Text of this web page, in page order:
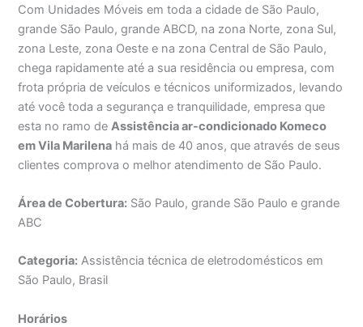
Com Unidades Móveis em toda a cidade de São Paulo,
grande São Paulo, grande ABCD, na zona Norte, zona Sul,
zona Leste, zona Oeste e na zona Central de São Paulo,
chega rapidamente até a sua residência ou empresa, com
frota própria de veículos e técnicos uniformizados, levando
até você toda a segurança e tranquilidade, empresa que
esta no ramo deAssistência ar-condicionado Komeco
em Vila Marilena há mais de 40 anos, que através de seus
clientes comprova o melhor atendimento de São Paulo.
Área de Cobertura: São Paulo, grande São Paulo e grande
ABC
Categoria: Assistência técnica de eletrodomésticos em
São Paulo, Brasil
Horários